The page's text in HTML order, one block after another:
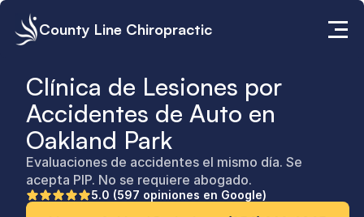
County Line Chiropractic
Clínica de Lesiones por
Accidentes de Auto en
Oakland Park
Evaluaciones de accidentes el mismo día. Se
acepta PIP. No se requiere abogado.
5.0 (597 opiniones en Google)